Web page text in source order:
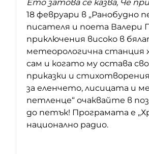
Ето затова се казва, Че
18 февруари в „Ранобудно
писателя и поета Валери
приключения високо в
метеорологична станция
сам и когато му остава
приказки и
за еленчето, лисицата и
петленце“ очаквайте в
до петък! Програмата е
национално радио.